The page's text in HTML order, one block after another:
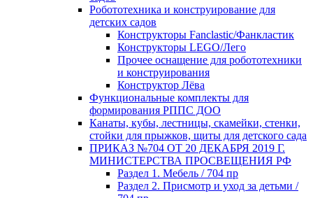
Робототехника и конструирование для
детских садов
Конструкторы Fanclastic/Фанкластик
Конструкторы LEGO/Лего
Прочее оснащение для робототехники
и конструирования
Конструктор Лёва
Функциональные комплекты для
формирования РППС ДОО
Канаты, кубы, лестницы, скамейки, стенки,
стойки для прыжков, щиты для детского сада
ПРИКАЗ №704 ОТ 20 ДЕКАБРЯ 2019 Г.
МИНИСТЕРСТВА ПРОСВЕЩЕНИЯ РФ
Раздел 1. Мебель / 704 пр
Раздел 2. Присмотр и уход за детьми /